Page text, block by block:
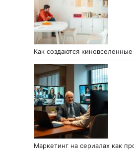
Как создаются киновселенные
Маркетинг на сериалах как